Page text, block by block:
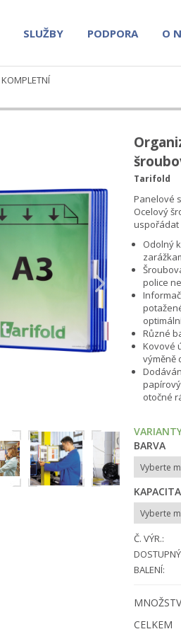
SLUŽBY PODPORA O
KOMPLETNÍ
Tarifold
Panelové
Ocelový
uspořádat
Odolný
police
Různé
Kovové
výměně
otočné
BARVA
KAPACITA
Č. VÝR.:
BALENÍ:
CELKEM